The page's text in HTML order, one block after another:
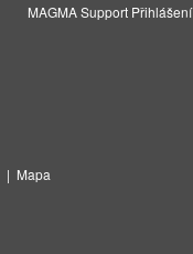
MAGMA Support Přihlášení
| Mapa